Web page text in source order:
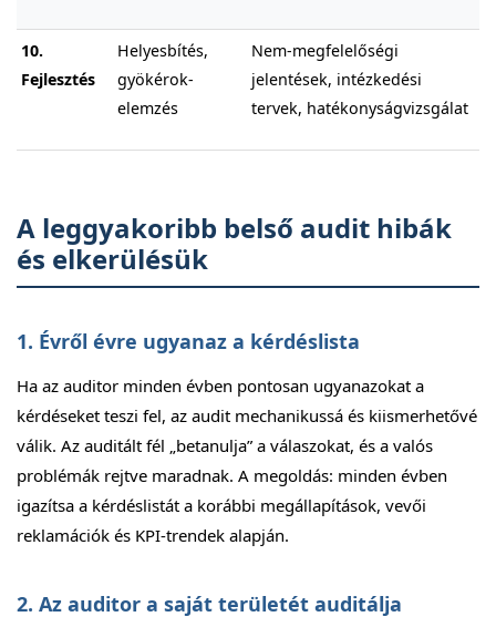
10.
Fejlesztés
Helyesbítés,
gyökérok-
elemzés
Nem-megfelelőségi
jelentések, intézkedési
tervek, hatékonyságvizsgálat
A leggyakoribb belső audit hibák
és elkerülésük
1. Évről évre ugyanaz a kérdéslista
Ha az auditor minden évben pontosan ugyanazokat a
kérdéseket teszi fel, az audit mechanikussá és kiismerhetővé
válik. Az auditált fél „betanulja” a válaszokat, és a valós
problémák rejtve maradnak. A megoldás: minden évben
igazítsa a kérdéslistát a korábbi megállapítások, vevői
reklamációk és KPI-trendek alapján.
2. Az auditor a saját területét auditálja